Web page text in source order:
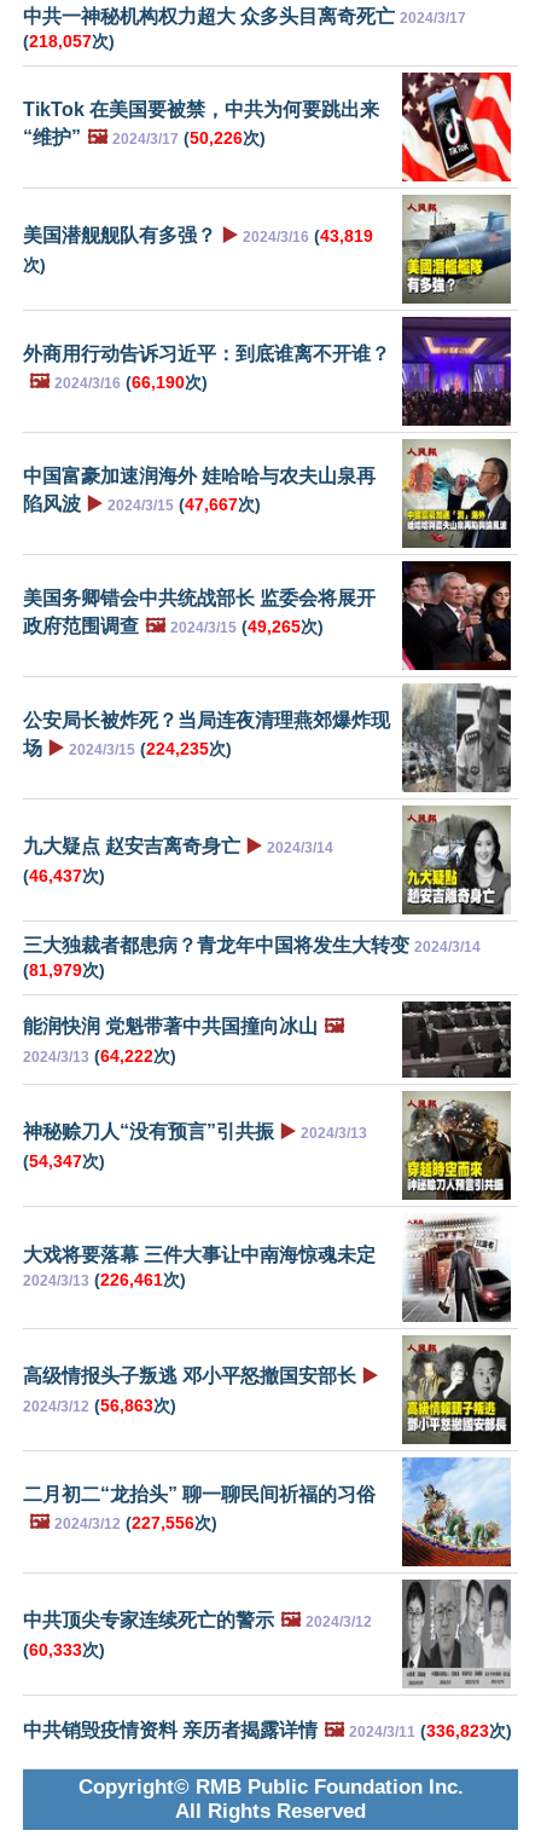
中共一神秘机构权力超大 众多头目离奇死亡 2024/3/17
(218,057次)
TikTok 在美国要被禁，中共为何要跳出来
“维护” 🖼️ 2024/3/17 (50,226次)
美国潜舰舰队有多强？ ▶️ 2024/3/16 (43,819
次)
外商用行动告诉习近平：到底谁离不开谁？
🖼️ 2024/3/16 (66,190次)
中国富豪加速润海外 娃哈哈与农夫山泉再
陷风波 ▶️ 2024/3/15 (47,667次)
美国务卿错会中共统战部长 监委会将展开
政府范围调查 🖼️ 2024/3/15 (49,265次)
公安局长被炸死？当局连夜清理燕郊爆炸现
场 ▶️ 2024/3/15 (224,235次)
九大疑点 赵安吉离奇身亡 ▶️ 2024/3/14
(46,437次)
三大独裁者都患病？青龙年中国将发生大转变 2024/3/14
(81,979次)
能润快润 党魁带著中共国撞向冰山 🖼️
2024/3/13 (64,222次)
神秘赊刀人“没有预言”引共振 ▶️ 2024/3/13
(54,347次)
大戏将要落幕 三件大事让中南海惊魂未定
2024/3/13 (226,461次)
高级情报头子叛逃 邓小平怒撤国安部长 ▶️
2024/3/12 (56,863次)
二月初二“龙抬头” 聊一聊民间祈福的习俗
🖼️ 2024/3/12 (227,556次)
中共顶尖专家连续死亡的警示 🖼️ 2024/3/12
(60,333次)
中共销毁疫情资料 亲历者揭露详情 🖼️ 2024/3/11 (336,823次)
Copyright© RMB Public Foundation Inc.
All Rights Reserved